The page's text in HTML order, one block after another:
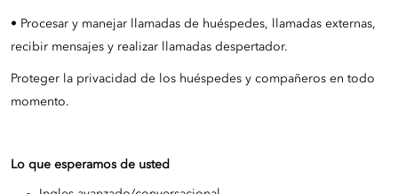
• Procesar y manejar llamadas de huéspedes, llamadas externas,
recibir mensajes y realizar llamadas despertador.
Proteger la privacidad de los huéspedes y compañeros en todo
momento.
Lo que esperamos de usted